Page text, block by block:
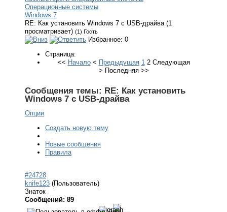
Операционные системы
Windows 7
RE: Как установить Windows 7 с USB-драйва (1
просматривает) (1) Гость
Избранное: 0
Страница:
<< Начало< Предыдущая 1 2 Следующая
> Последняя>>
Сообщения темы: RE: Как установить
Windows 7 с USB-драйва
Опции
Создать новую тему
Новые сообщения
Правила
#24728
knife123 (Пользователь)
Знаток
Сообщений: 89